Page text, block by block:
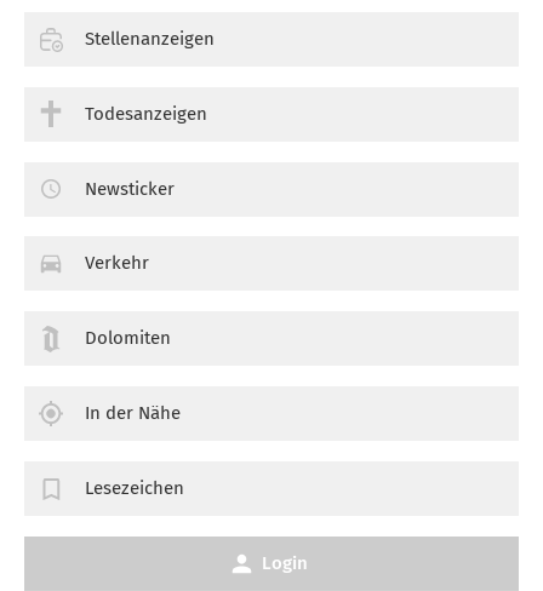
Stellenanzeigen
Todesanzeigen
Newsticker
Verkehr
Dolomiten
In der Nähe
Lesezeichen
Login